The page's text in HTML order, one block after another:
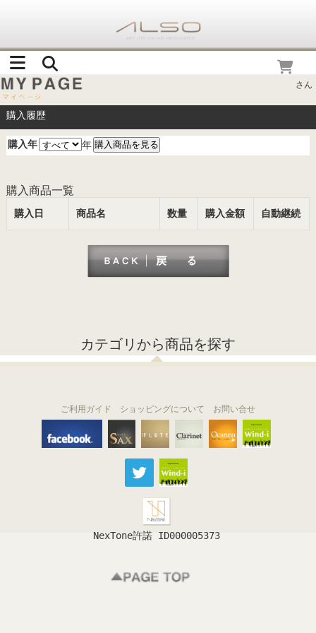
さん
購入履歴
購入年 年
購入商品一覧
購入日 商品名 数量 購入金額 自動継続
カテゴリから商品を探す
THE SAX The Clarinet
Ocarina
ご利用ガイド ショッピングについて お問い合せ
NexTone許諾 ID000005373